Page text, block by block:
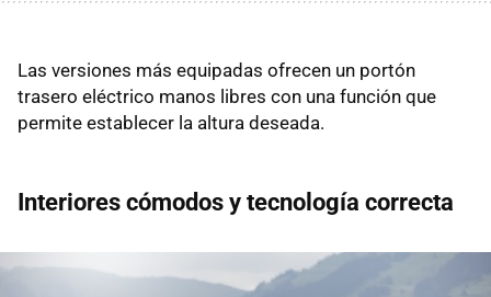
Las versiones más equipadas ofrecen un portón
trasero eléctrico manos libres con una función que
permite establecer la altura deseada.
Interiores cómodos y tecnología correcta